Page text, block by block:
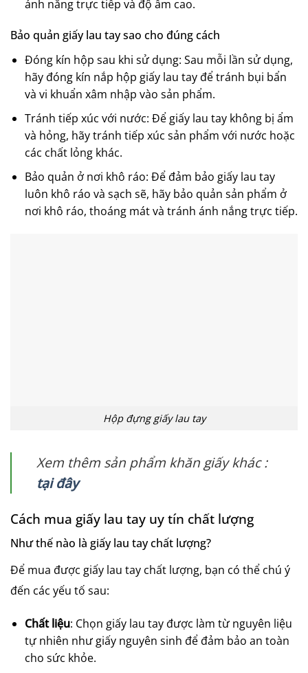
ánh nắng trực tiếp và độ ẩm cao.
Bảo quản giấy lau tay sao cho đúng cách
Đóng kín hộp sau khi sử dụng: Sau mỗi lần sử dụng,
hãy đóng kín nắp hộp giấy lau tay để tránh bụi bẩn
và vi khuẩn xâm nhập vào sản phẩm.
Tránh tiếp xúc với nước: Để giấy lau tay không bị ẩm
và hỏng, hãy tránh tiếp xúc sản phẩm với nước hoặc
các chất lỏng khác.
Bảo quản ở nơi khô ráo: Để đảm bảo giấy lau tay
luôn khô ráo và sạch sẽ, hãy bảo quản sản phẩm ở
nơi khô ráo, thoáng mát và tránh ánh nắng trực tiếp.
Hộp đựng giấy lau tay
Xem thêm sản phẩm khăn giấy khác :
tại đây
Cách mua giấy lau tay uy tín chất lượng
Như thế nào là giấy lau tay chất lượng?
Để mua được giấy lau tay chất lượng, bạn có thể chú ý
đến các yếu tố sau:
Chất liệu: Chọn giấy lau tay được làm từ nguyên liệu
tự nhiên như giấy nguyên sinh để đảm bảo an toàn
cho sức khỏe.